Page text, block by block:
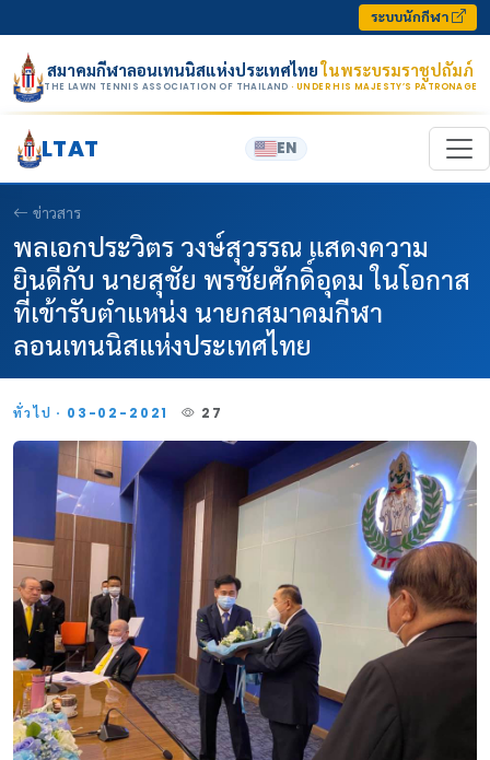
ระบบนักกีฬา
สมาคมกีฬาลอนเทนนิสแห่งประเทศไทยในพระบรมราชูปถัมภ์
THE LAWN TENNIS ASSOCIATION OF THAILAND · UNDER HIS MAJESTY’S PATRONAGE
LTAT EN
ข่าวสาร
พลเอกประวิตร วงษ์สุวรรณ แสดงความ
ยินดีกับ นายสุชัย พรชัยศักดิ์อุดม ในโอกาส
ที่เข้ารับตำแหน่ง นายกสมาคมกีฬา
ลอนเทนนิสแห่งประเทศไทย
ทั่วไป · 03-02-2021 27